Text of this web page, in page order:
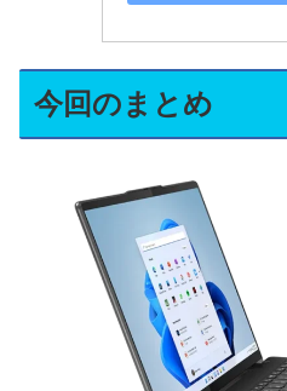
今回のまとめ